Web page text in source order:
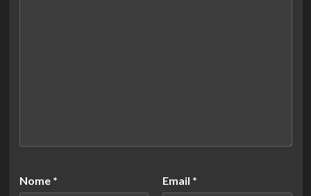
Nome * Email *